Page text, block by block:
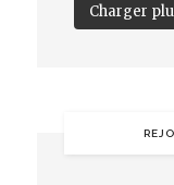
Charger